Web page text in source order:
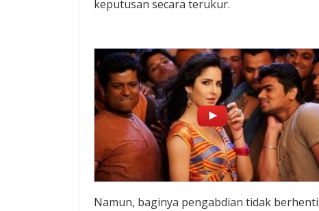
keputusan secara terukur.
Namun, baginya pengabdian tidak